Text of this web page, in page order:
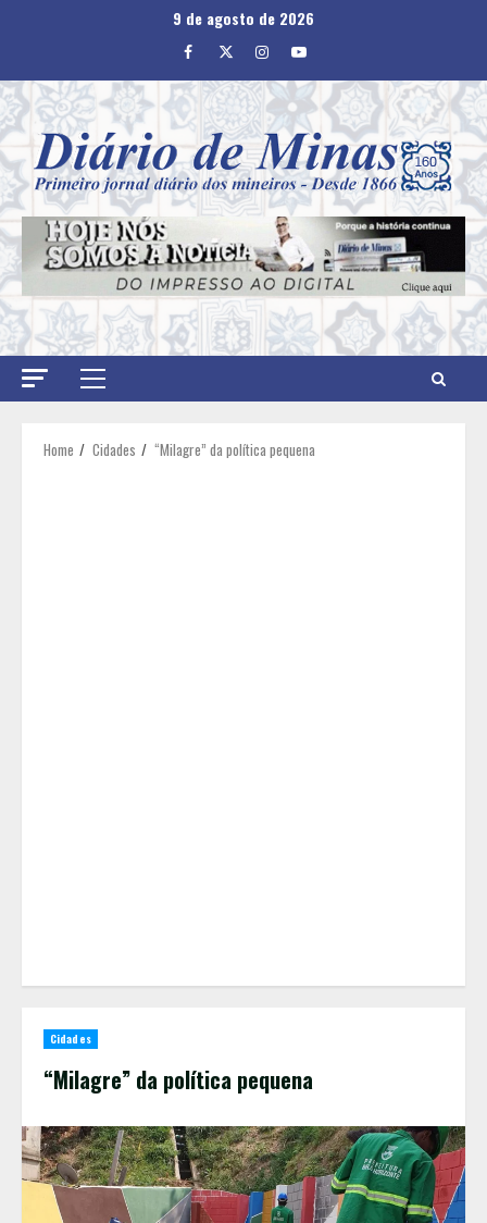
9 de agosto de 2026
Facebook
TwitterInstagram
Youtube
Primary
Home Cidades “Milagre” da política pequena
Cidades
“Milagre” da política pequena